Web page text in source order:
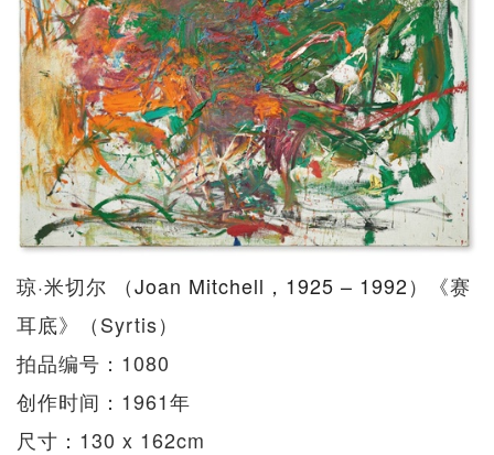
琼·米切尔 （Joan Mitchell ， 1925 – 1992）《赛
耳底》（Syrtis）
拍品编号：1080
创作时间：1961年
尺寸：130 x 162cm